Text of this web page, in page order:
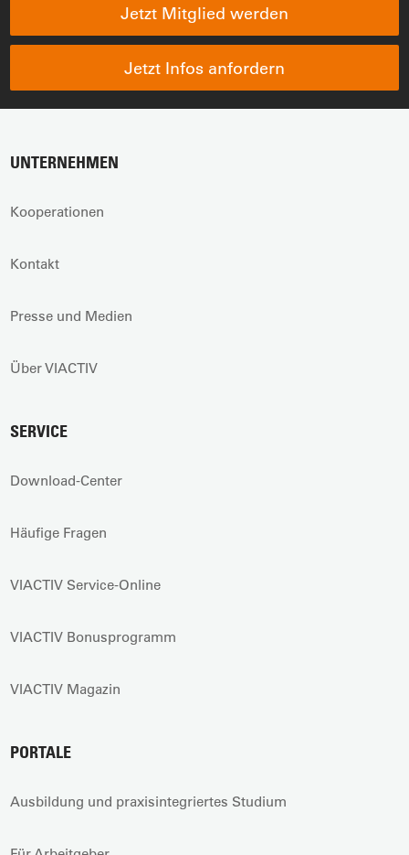
Jetzt Mitglied werden
Jetzt Infos anfordern
UNTERNEHMEN
Kooperationen
Kontakt
Presse und Medien
Über VIACTIV
SERVICE
Download-Center
Häufige Fragen
VIACTIV Service-Online
VIACTIV Bonusprogramm
VIACTIV Magazin
PORTALE
Ausbildung und praxisintegriertes Studium